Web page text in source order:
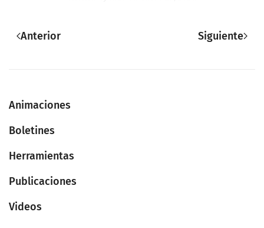
Anterior Siguiente
Animaciones
Boletines
Herramientas
Publicaciones
Videos